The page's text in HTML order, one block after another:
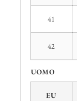
41
42
UOMO
EU